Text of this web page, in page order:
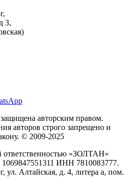
3,
авторским правом.
авторов строго запрещено и
© 2009-2025
ответственностью «ЗОЛТАН»
ИНН 7810083777.
ул. Алтайская, д. 4, литера а, пом.